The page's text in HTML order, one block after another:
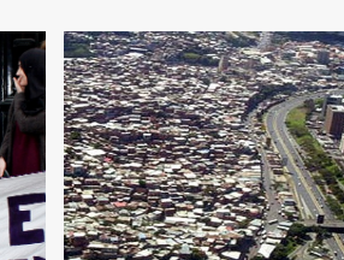
Strijd
voor
ander
systeem
is
nodig!